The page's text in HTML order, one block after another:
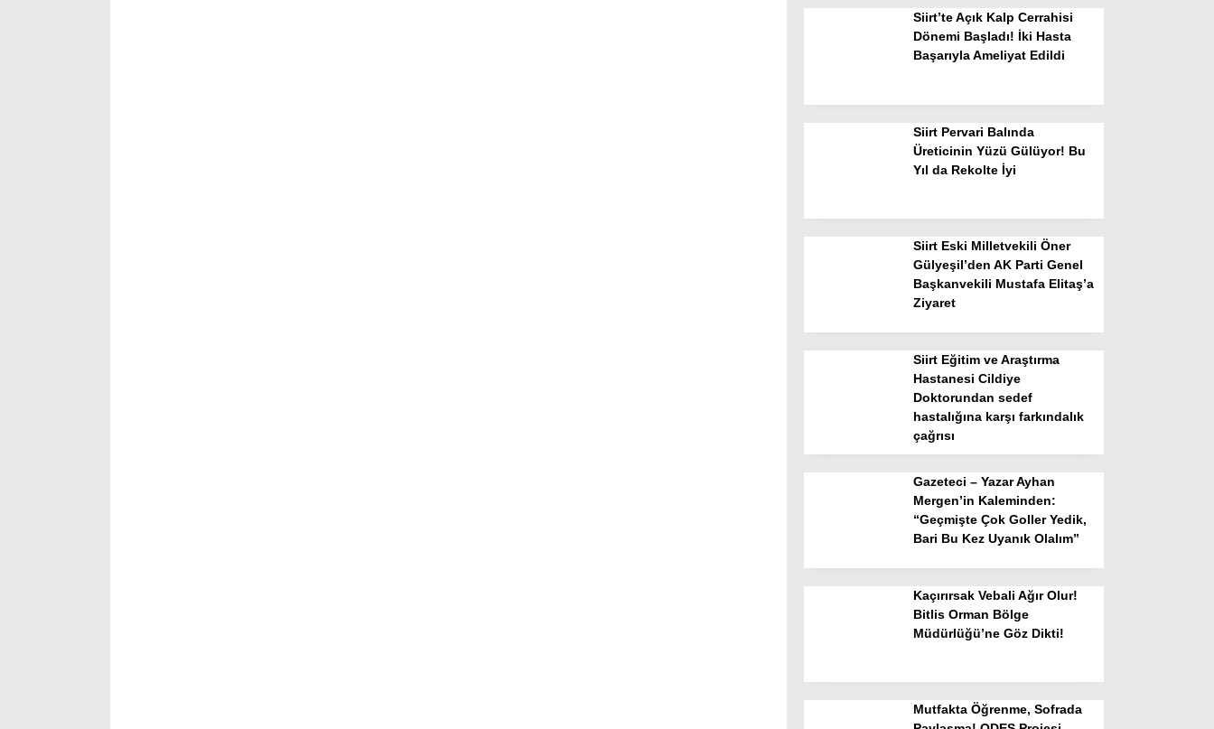
Siirt’te Açık Kalp Cerrahisi
Dönemi Başladı! İki Hasta
Başarıyla Ameliyat Edildi
Siirt Pervari Balında
Üreticinin Yüzü Gülüyor! Bu
Yıl da Rekolte İyi
Siirt Eski Milletvekili Öner
Gülyeşil’den AK Parti Genel
Başkanvekili Mustafa Elitaş’a
Ziyaret
Siirt Eğitim ve Araştırma
Hastanesi Cildiye
Doktorundan sedef
hastalığına karşı farkındalık
çağrısı
Gazeteci – Yazar Ayhan
Mergen’in Kaleminden:
“Geçmişte Çok Goller Yedik,
Bari Bu Kez Uyanık Olalım”
Kaçırırsak Vebali Ağır Olur!
Bitlis Orman Bölge
Müdürlüğü’ne Göz Dikti!
Mutfakta Öğrenme, Sofrada